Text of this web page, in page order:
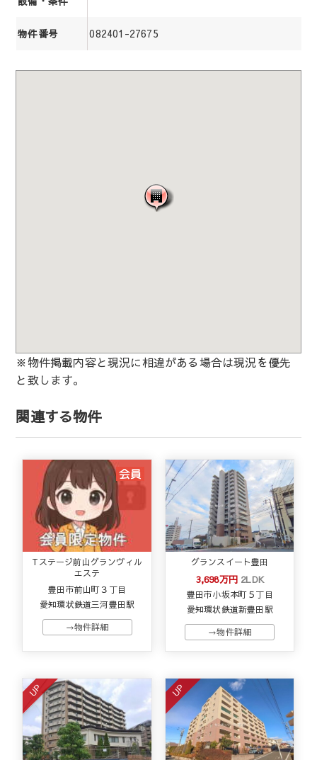
物件番号 082401-27675
※物件掲載内容と現況に相違がある場合は現況を優先
と致します。
関連する物件
Tステージ前山グランヴィル
エステ
豊田市前山町３丁目
愛知環状鉄道三河豊田駅
→物件詳細
グランスイート豊田
3,698万円 2LDK
豊田市小坂本町５丁目
愛知環状鉄道新豊田駅
→物件詳細
UP UP